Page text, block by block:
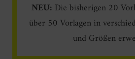
NEU: Die bisherigen 20
über 50 Vorlagen in
und Größen